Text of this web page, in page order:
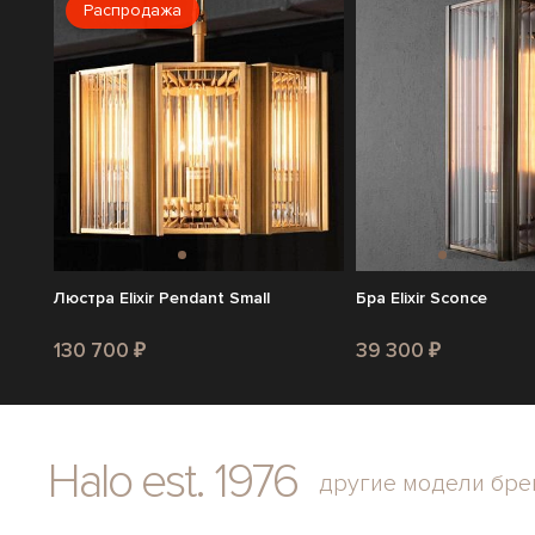
Распродажа
Люстра Elixir Pendant Small
130 700 ₽
Бра Elixir Sconce
39 300 ₽
Halo est. 1976 другие модели